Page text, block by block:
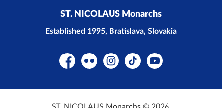
ST. NICOLAUS Monarchs
Established 1995, Bratislava, Slovakia
FacebookFlickr Instagram
TikTok YouTube